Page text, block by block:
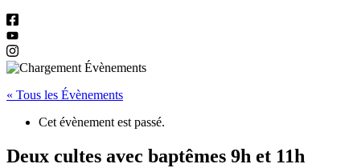
« Tous les Évènements
Cet évènement est passé.
Deux cultes avec baptêmes 9h et 11h